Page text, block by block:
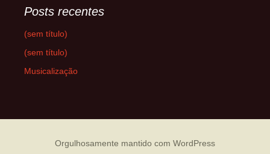
Posts recentes
(sem título)
(sem título)
Musicalização
Orgulhosamente mantido com WordPress